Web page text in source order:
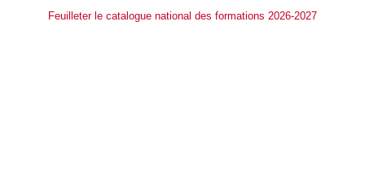
Feuilleter le catalogue national des formations 2026-2027